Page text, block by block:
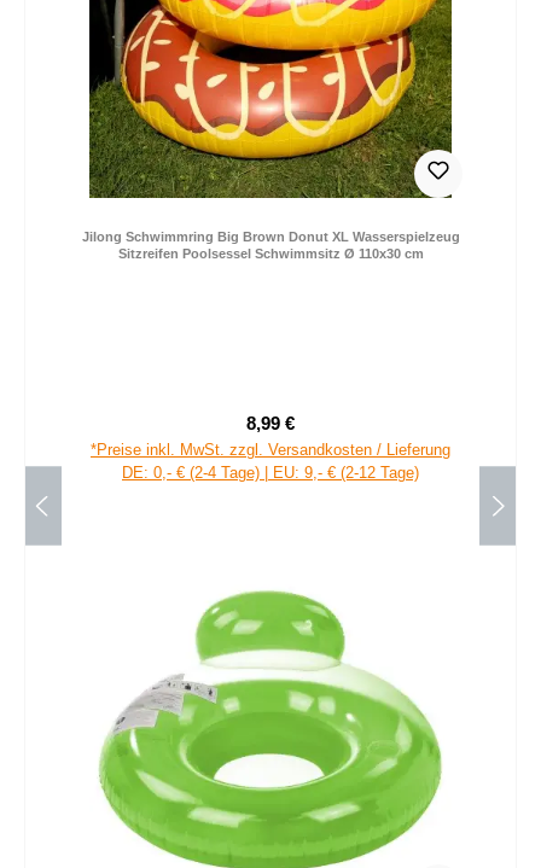
Jilong Schwimmring Big Brown Donut XL Wasserspielzeug
Sitzreifen Poolsessel Schwimmsitz Ø 110x30 cm
Regulärer Preis:
8,99 €
*Preise inkl. MwSt. zzgl. Versandkosten / Lieferung
DE: 0,- € (2-4 Tage) | EU: 9,- € (2-12 Tage)